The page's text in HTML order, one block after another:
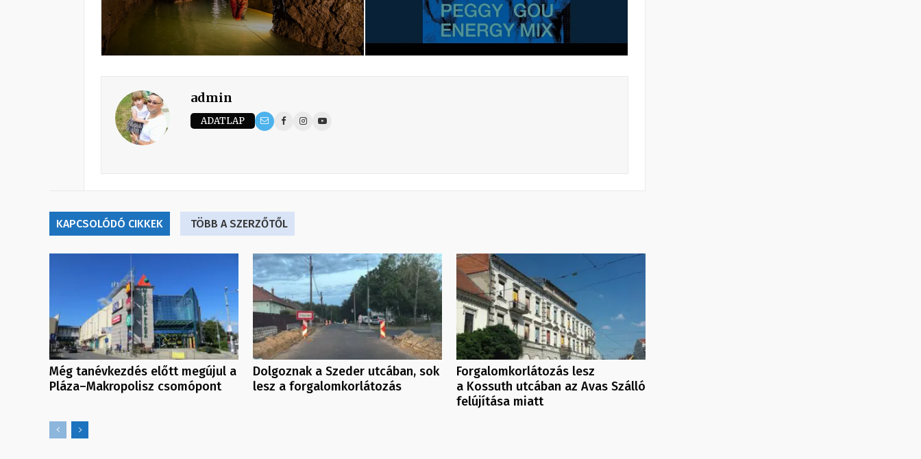
admin
ADATLAP
KAPCSOLÓDÓ CIKKEK TÖBB A SZERZŐTŐL
Még tanévkezdés előtt megújul a
Pláza–Makropolisz csomópont
Dolgoznak a Szeder utcában, sok
lesz a forgalomkorlátozás
Forgalomkorlátozás lesz
a Kossuth utcában az Avas Szálló
felújítása miatt